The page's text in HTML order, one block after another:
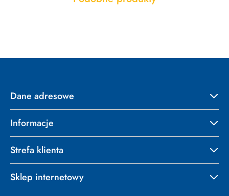
Pomiń karuzelę produktów
Dane adresowe
Informacje
Strefa klienta
Sklep internetowy